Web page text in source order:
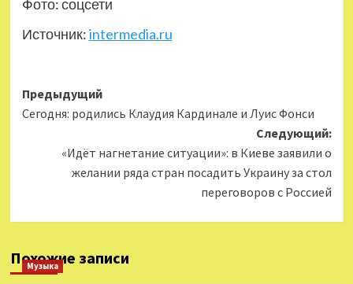
Фото: соцсети
Источник:intermedia.ru
Навигация
записи
Предыдущий
Сегодня: родились Клаудия Кардинале и Луис Фонси
Следующий:
«Идёт нагнетание ситуации»: в Киеве заявили о
желании ряда стран посадить Украину за стол
переговоров с Россией
Похожие записи
Музыка